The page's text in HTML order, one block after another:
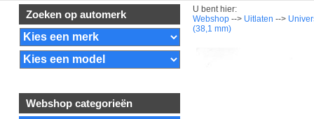
Zoeken op automerk
Webshop categorieën
U bent hier:
Webshop --> Uitlaten -->
(38,1 mm)